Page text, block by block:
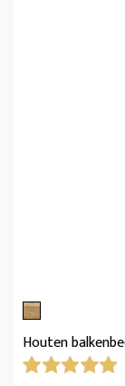
Houten